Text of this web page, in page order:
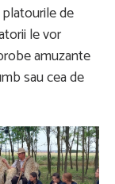
de
le vor
amuzante
sau cea de